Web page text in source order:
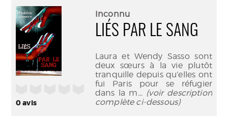
0avis
Inconnu
LIÉS PAR LE SANG
Laura et Wendy Sasso sont
deux sœurs à la vie plutôt
tranquille depuis qu’elles ont
fui Paris pour se réfugier
dans la m... (voir description
complète ci-dessous)